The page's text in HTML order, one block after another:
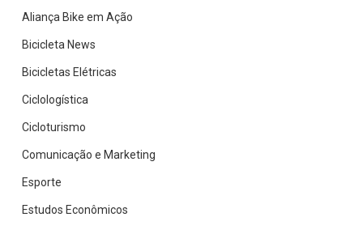
Aliança Bike em Ação
Bicicleta News
Bicicletas Elétricas
Ciclologística
Cicloturismo
Comunicação e Marketing
Esporte
Estudos Econômicos